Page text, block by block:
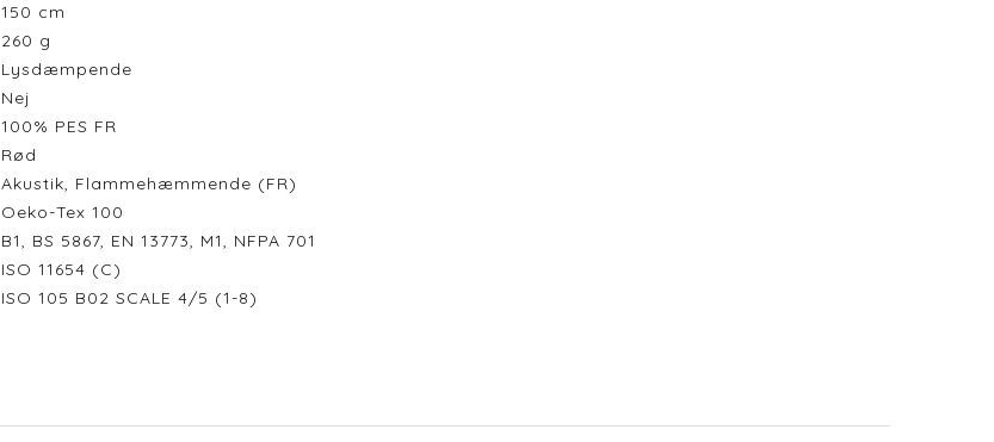
150 cm
260 g
Lysdæmpende
Nej
100% PES FR
Rød
Akustik, Flammehæmmende (FR)
Oeko-Tex 100
B1, BS 5867, EN 13773, M1, NFPA 701
ISO 11654 (C)
ISO 105 B02 SCALE 4/5 (1-8)